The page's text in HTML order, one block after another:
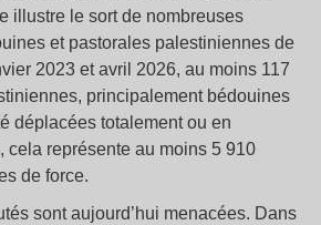
illustre le sort de nombreuses
et pastorales palestiniennes de
2023 et avril 2026, au moins 117
principalement bédouines
déplacées totalement ou en
cela représente au moins 5 910
de force.
sont aujourd’hui menacées. Dans